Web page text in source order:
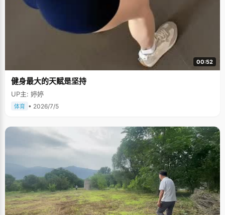
00:52
健身最大的天赋是坚持
UP主: 婷婷
体育 • 2026/7/5